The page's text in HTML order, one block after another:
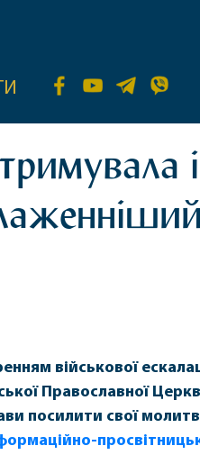
і
військової
Православної
посилити свої